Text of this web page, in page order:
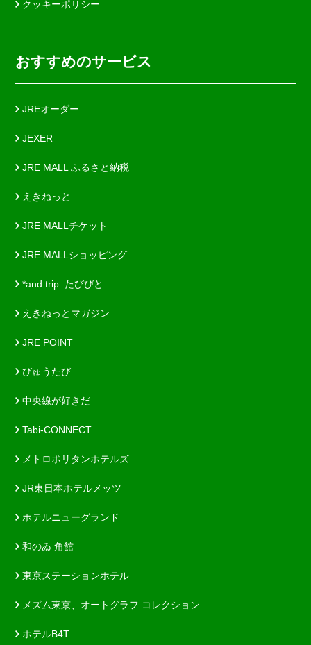
クッキーポリシー
おすすめのサービス
JREオーダー
JEXER
JRE MALL ふるさと納税
えきねっと
JRE MALLチケット
JRE MALLショッピング
*and trip. たびびと
えきねっとマガジン
JRE POINT
びゅうたび
中央線が好きだ
Tabi-CONNECT
メトロポリタンホテルズ
JR東日本ホテルメッツ
ホテルニューグランド
和のゐ 角館
東京ステーションホテル
メズム東京、オートグラフ コレクション
ホテルB4T